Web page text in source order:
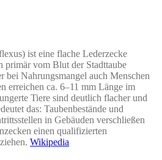
ist eine flache Lederzecke
primär vom Blut der Stadttaube
bei Nahrungsmangel auch Menschen
erreichen ca. 6–11 mm Länge im
Tiere sind deutlich flacher und
das: Taubenbestände und
in Gebäuden verschließen
einen qualifizierten
Wikipedia